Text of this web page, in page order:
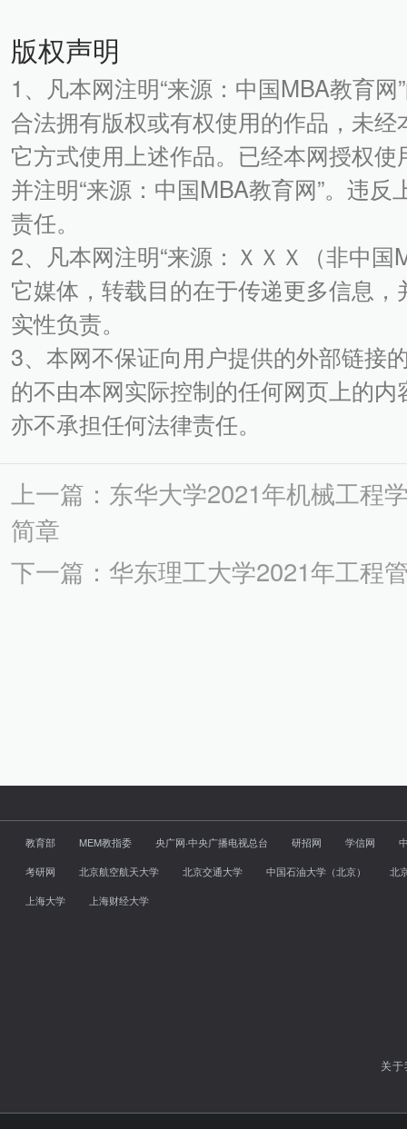
版权声明
1、凡本网注明“来源：中国MBA教育
合法拥有版权或有权使用的作品，未
它方式使用上述作品。已经本网授权
并注明“来源：中国MBA教育网”。违
责任。
2、凡本网注明“来源：ＸＸＸ（非中
它媒体，转载目的在于传递更多信息
实性负责。
3、本网不保证向用户提供的外部链接
的不由本网实际控制的任何网页上的
亦不承担任何法律责任。
上一篇：东华大学2021年机械工程
简章
下一篇：华东理工大学2021年工程
教育部 MEM教指委 央广网·中央广播电视总台 研招网 学信网
考研网
北京航空航天大学 北京交通大学 中国石油大学（北京）
北
上海大学
上海财经大学
关